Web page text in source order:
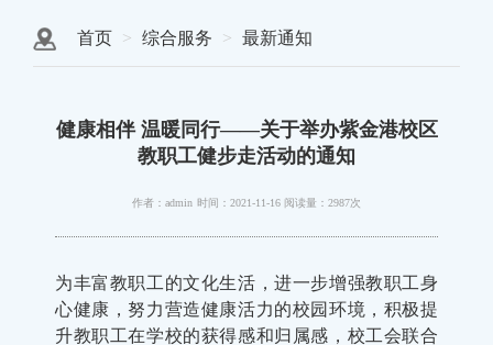
首页 综合服务 最新通知
健康相伴 温暖同行——关于举办紫金港校区
教职工健步走活动的通知
作者：admin 时间：2021-11-16 阅读量：2987次
为丰富教职工的文化生活，进一步增强教职工身
心健康，努力营造健康活力的校园环境，积极提
升教职工在学校的获得感和归属感，校工会联合